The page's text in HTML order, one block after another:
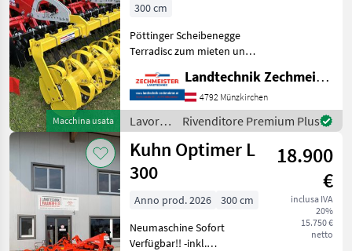
Macchina usata
300 cm
Pöttinger Scheibenegge
Terradisc zum mieten und
dischi, Tipo di vomere:
Dischi, Protezione contro
pietre, Dispositivo
ribaltabile, Tracciasentier
Landtechnik Zechmeister GmbH & Co KG
4792 Münzkirchen
Lavorazione
terreno
/
Pöttinger
Rivenditore Premium Plus
Kuhn Optimer L
300
18.900
€
inclusa IVA
20%
15.750 €
netto
Anno prod. 2026
300 cm
Neumaschine Sofort
Verfügbar!! -inkl.